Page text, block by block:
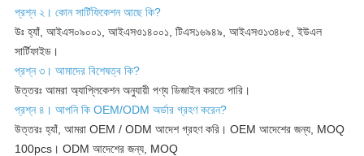
প্রশ্ন ২। কোন সার্টিফিকেশন আছে কি?
উঃ হ্যাঁ, আইএস০৯০০১, আইএসও১৪০০১, টিএস১৬৯৪৯, আইএসও১৩৪৮৫, ইউএল
সার্টিফাইড।
প্রশ্ন ৩। আমাদের বিশেষত্ব কি?
উত্তরঃ আমরা অ্যাপ্লিকেশন অনুযায়ী পণ্য ডিজাইন করতে পারি।
প্রশ্ন ৪। আপনি কি OEM/ODM অর্ডার গ্রহণ করেন?
উত্তরঃ হ্যাঁ, আমরা OEM / ODM আদেশ গ্রহণ করি। OEM আদেশের জন্য, MOQ
100pcs। ODM আদেশের জন্য, MOQ